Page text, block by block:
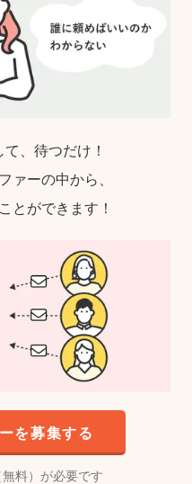
、待つだけ！
ァーの中から、
とができます！
を募集する
料）が必要です